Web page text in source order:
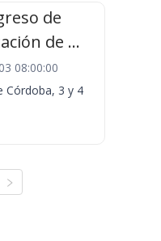
de
de ...
08:00:00
Córdoba, 3 y 4